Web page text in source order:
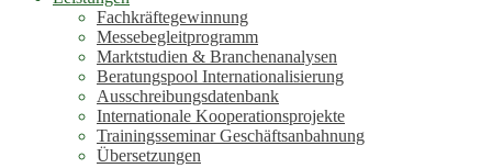
Fachkräftegewinnung
Messebegleitprogramm
Marktstudien & Branchenanalysen
Beratungspool Internationalisierung
Ausschreibungsdatenbank
Internationale Kooperationsprojekte
Trainingsseminar Geschäftsanbahnung
Übersetzungen